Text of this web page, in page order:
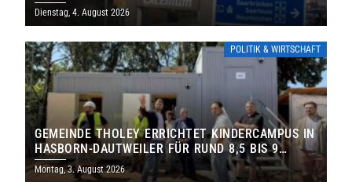
Dienstag, 4. August 2026
POLITIK & WIRTSCHAFT
GEMEINDE THOLEY ERRICHTET KINDERCAMPUS IN
HASBORN-DAUTWEILER FÜR RUND 8,5 BIS 9
MILLIONEN EURO
Montag, 3. August 2026